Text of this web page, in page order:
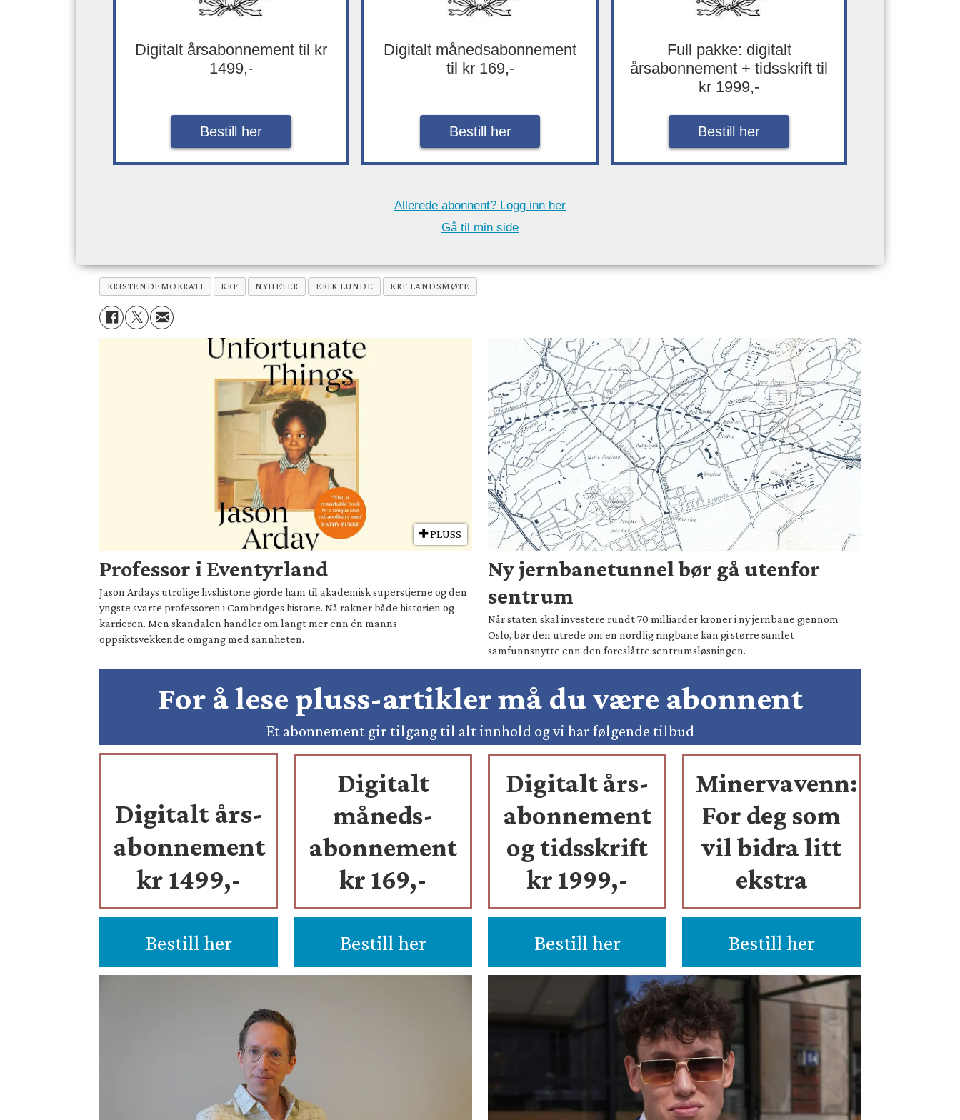
Digitalt årsabonnement til kr
1499,-
Bestill her
Digitalt månedsabonnement
til kr 169,-
Bestill her
Full pakke: digitalt
årsabonnement + tidsskrift til
kr 1999,-
Bestill her
Allerede abonnent? Logg inn her
Gå til min side
KRISTENDEMOKRATI KRF NYHETER ERIK LUNDE KRF LANDSMØTE
PLUSS
Professor i Eventyrland
Jason Ardays utrolige livshistorie gjorde ham til akademisk superstjerne og den
yngste svarte professoren i Cambridges historie. Nå rakner både historien og
karrieren. Men skandalen handler om langt mer enn én manns
oppsiktsvekkende omgang med sannheten.
Ny jernbanetunnel bør gå utenfor
sentrum
Når staten skal investere rundt 70 milliarder kroner i ny jernbane gjennom
Oslo, bør den utrede om en nordlig ringbane kan gi større samlet
samfunnsnytte enn den foreslåtte sentrumsløsningen.
For å lese pluss-artikler må du være abonnent
Et abonnement gir tilgang til alt innhold og vi har følgende tilbud
Digitalt års-
abonnement
kr 1499,-
Bestill her
Digitalt
måneds-
abonnement
kr 169,-
Bestill her
Digitalt års-
abonnement
og tidsskrift
kr 1999,-
Bestill her
Minervavenn:
For deg som
vil bidra litt
ekstra
Bestill her